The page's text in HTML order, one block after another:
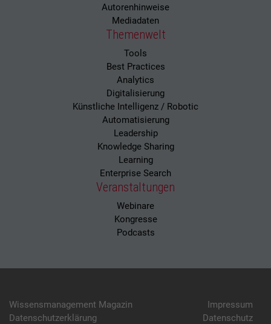
Autorenhinweise
Mediadaten
Themenwelt
Tools
Best Practices
Analytics
Digitalisierung
Künstliche Intelligenz / Robotic
Automatisierung
Leadership
Knowledge Sharing
Learning
Enterprise Search
Veranstaltungen
Webinare
Kongresse
Podcasts
Wissensmanagement Magazin
Impressum
Datenschutzerklärung
Datenschutz